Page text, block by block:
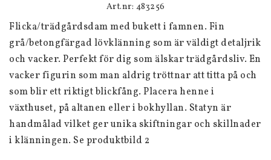
Art.nr: 483256
Flicka/trädgårdsdam med bukett i famnen. Fin
grå/betongfärgad lövklänning som är väldigt detaljrik
och vacker. Perfekt för dig som älskar trädgårdsliv. En
vacker figurin som man aldrig tröttnar att titta på och
som blir ett riktigt blickfång. Placera henne i
växthuset, på altanen eller i bokhyllan. Statyn är
handmålad vilket ger unika skiftningar och skillnader
i klänningen. Se produktbild 2